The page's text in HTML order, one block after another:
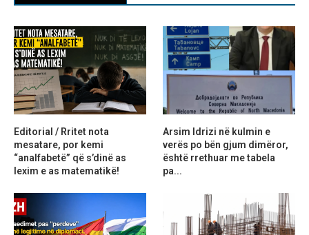
Editorial / Rritet nota
mesatare, por kemi
“analfabetë” që s’dinë as
lexim e as matematikë!
Arsim Idrizi në kulmin e
verës po bën gjum dimëror,
është rrethuar me tabela
pa...